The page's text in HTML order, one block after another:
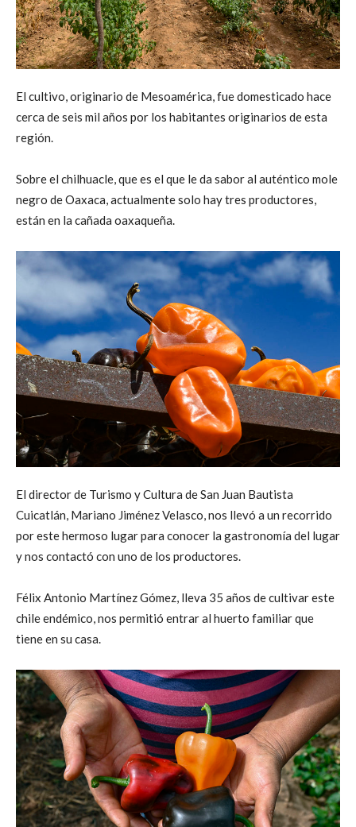
El cultivo, originario de Mesoamérica, fue domesticado hace
cerca de seis mil años por los habitantes originarios de esta
región.
Sobre el chilhuacle, que es el que le da sabor al auténtico mole
negro de Oaxaca, actualmente solo hay tres productores,
están en la cañada oaxaqueña.
El director de Turismo y Cultura de San Juan Bautista
Cuicatlán, Mariano Jiménez Velasco, nos llevó a un recorrido
por este hermoso lugar para conocer la gastronomía del lugar
y nos contactó con uno de los productores.
Félix Antonio Martínez Gómez, lleva 35 años de cultivar este
chile endémico, nos permitió entrar al huerto familiar que
tiene en su casa.